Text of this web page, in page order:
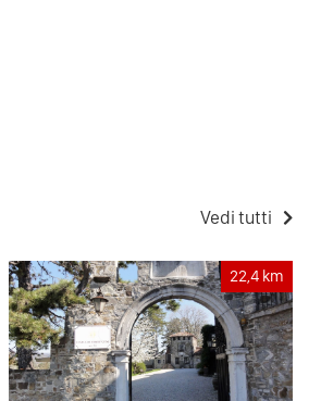
Vedi tutti
22,4 km